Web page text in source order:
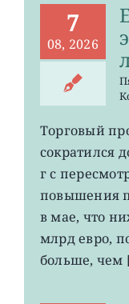
7
08, 2026
Торговый
сократился
г с
повышения
в мае, что
млрд евро,
больше, чем